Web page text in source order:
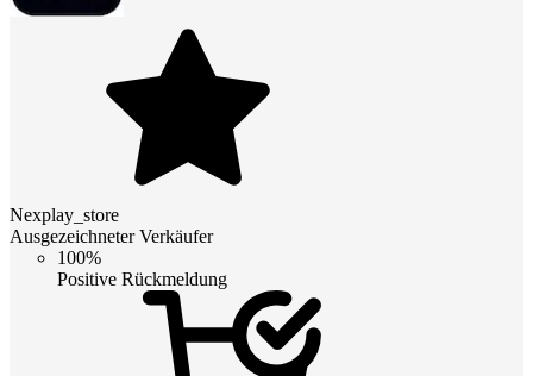
Nexplay_store
Ausgezeichneter Verkäufer
100%
Positive Rückmeldung